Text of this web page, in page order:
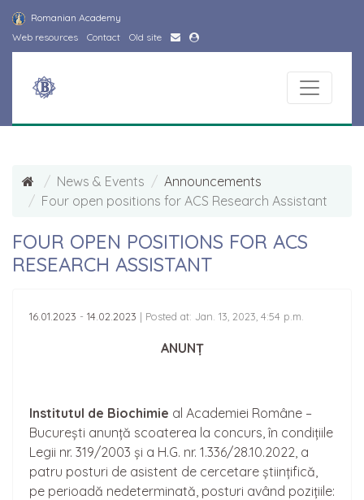
Romanian Academy
Web resources
Contact Old site
News & Events
Announcements
Four open positions for ACS Research Assistant
FOUR OPEN POSITIONS FOR ACS
RESEARCH ASSISTANT
16.01.2023 - 14.02.2023 | Posted at: Jan. 13, 2023, 4:54 p.m.
ANUNȚ
Institutul de Biochimie al Academiei Române –
București anunță scoaterea la concurs, în condițiile
Legii nr. 319/2003 și a H.G. nr. 1.336/28.10.2022, a
patru posturi de asistent de cercetare științifică,
pe perioadă nedeterminată, posturi având pozițiile: